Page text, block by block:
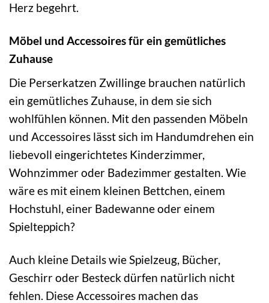
Herz begehrt.
Möbel und Accessoires für ein gemütliches
Zuhause
Die Perserkatzen Zwillinge brauchen natürlich
ein gemütliches Zuhause, in dem sie sich
wohlfühlen können. Mit den passenden Möbeln
und Accessoires lässt sich im Handumdrehen ein
liebevoll eingerichtetes Kinderzimmer,
Wohnzimmer oder Badezimmer gestalten. Wie
wäre es mit einem kleinen Bettchen, einem
Hochstuhl, einer Badewanne oder einem
Spielteppich?
Auch kleine Details wie Spielzeug, Bücher,
Geschirr oder Besteck dürfen natürlich nicht
fehlen. Diese Accessoires machen das